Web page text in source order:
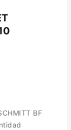
BF